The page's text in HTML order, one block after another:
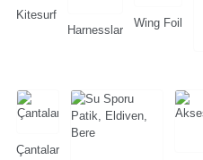
Kitesurf
Harnesslar
Wing Foil
Çantalar